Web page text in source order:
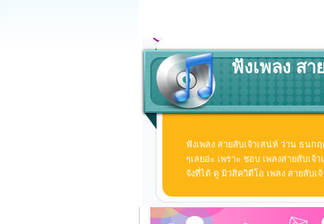
ฟังเพลง สา
ฟังเพลง สายลับเจ้าเสน่ห์ ว่าน ธนก
ๆเลยอ่ะ เพราะ ชอบ เพลงสายลับเ
จังที่ได้ ดู มิวสิควิดีโอ เพลง สายลับ